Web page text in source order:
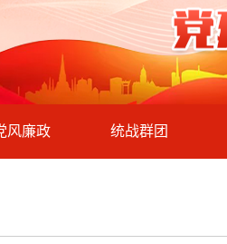
风廉政 统战群团